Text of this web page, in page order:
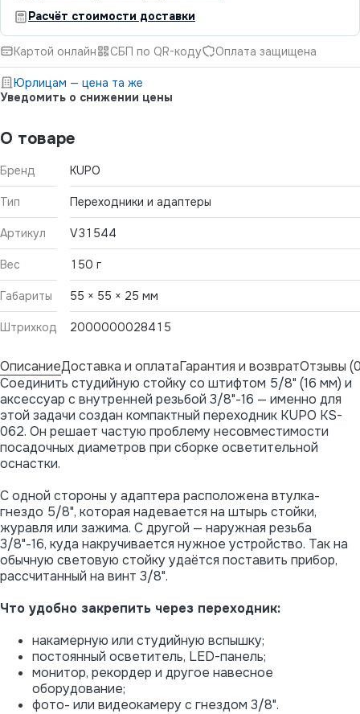
О товаре
Бренд KUPO
Тип Переходники и адаптеры
Артикул V31544
Вес 150 г
Габариты 55 × 55 × 25 мм
Штрихкод 2000000028415
Расчёт стоимости доставки
Картой онлайн СБП по QR-коду Оплата защищена
Юрлицам — цена та же
Уведомить о снижении цены
ОписаниеДоставка и оплатаГарантия и возвратОтзывы
Соединить студийную стойку со штифтом 5/8" (16 мм) и
аксессуар с внутренней резьбой 3/8"-16 — именно для
этой задачи создан компактный переходник KUPO KS-
062. Он решает частую проблему несовместимости
посадочных диаметров при сборке осветительной
оснастки.
С одной стороны у адаптера расположена втулка-
гнездо 5/8", которая надевается на штырь стойки,
журавля или зажима. С другой — наружная резьба
3/8"-16, куда накручивается нужное устройство. Так на
обычную световую стойку удаётся поставить прибор,
рассчитанный на винт 3/8".
Что удобно закрепить через переходник:
накамерную или студийную вспышку;
постоянный осветитель, LED-панель;
монитор, рекордер и другое навесное
оборудование;
фото- или видеокамеру с гнездом 3/8".